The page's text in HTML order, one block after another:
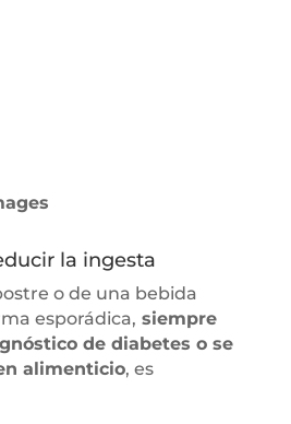
la ingesta
o de una bebida
esporádica, siempre
de diabetes o se
alimenticio, es